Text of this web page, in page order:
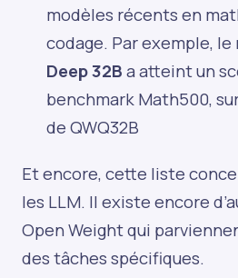
modèles récents en
codage. Par exemple, le
Deep 32Ba atteint un
benchmark Math500,
de QWQ32B
Et encore, cette liste
les LLM. Il existe encore
Open Weight qui
des tâches spécifiques.